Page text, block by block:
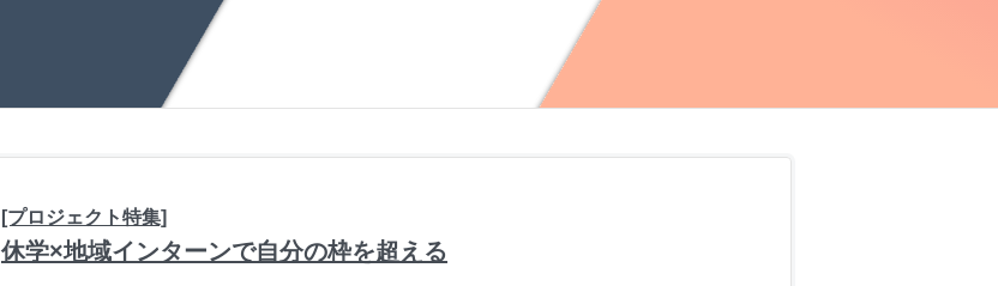
[プロジェクト特集]
休学×地域インターンで自分の枠を超える